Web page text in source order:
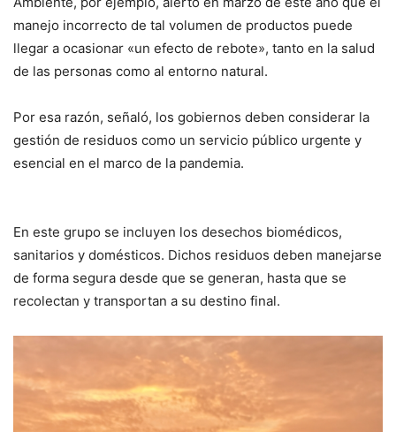
manejo incorrecto de tal volumen de productos puede
llegar a ocasionar «un efecto de rebote», tanto en la salud
de las personas como al entorno natural.
Por esa razón, señaló, los gobiernos deben considerar la
gestión de residuos como un servicio público urgente y
esencial en el marco de la pandemia.
En este grupo se incluyen los desechos biomédicos,
sanitarios y domésticos. Dichos residuos deben manejarse
de forma segura desde que se generan, hasta que se
recolectan y transportan a su destino final.